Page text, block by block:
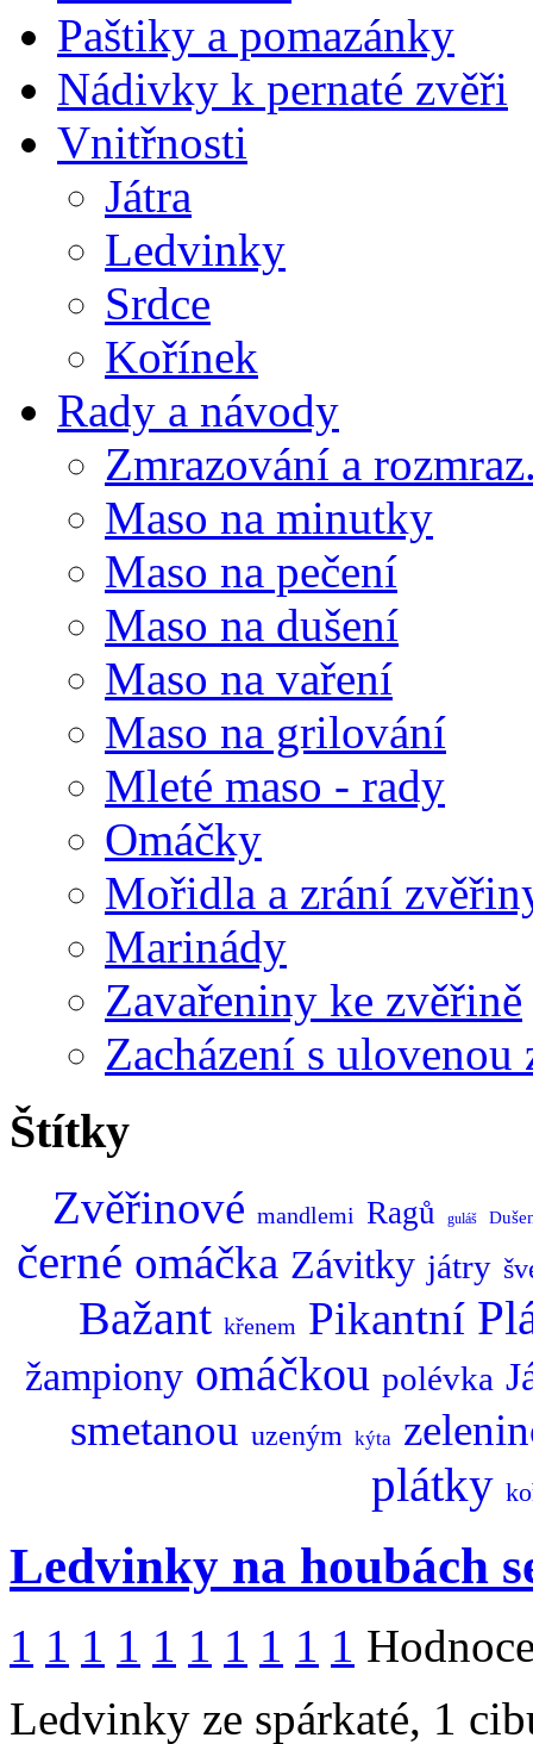
Paštiky a pomazánky
Nádivky k pernaté zvěři
Vnitřnosti
Játra
Ledvinky
Srdce
Kořínek
Rady a návody
Zmrazování a
Maso na minutky
Maso na pečení
Maso na dušení
Maso na vaření
Maso na grilování
Mleté maso - rady
Omáčky
Mořidla a zrání
Marinády
Zavařeniny ke zvěřině
Zacházení s ulovenou
Štítky
Zvěřinové mandlemi Ragů guláš
černé omáčka Závitky játry
Bažant křenem Pikantní
žampiony omáčkou polévka
smetanou uzeným kýta
plátky
Ledvinky na houbách
1 1 1 1 1 1 1 1 1 1
Ledvinky ze spárkaté, 1